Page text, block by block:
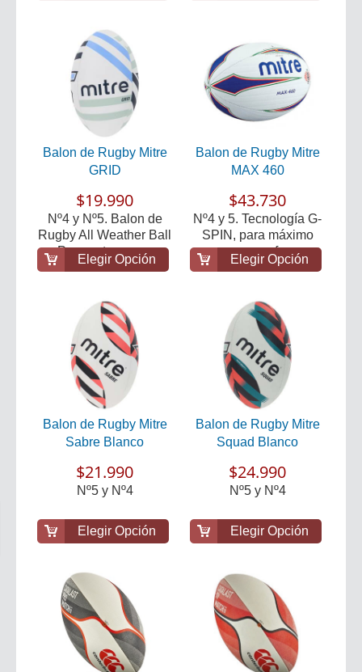
Balon de Rugby Mitre
GRID
$19.990
Nº4 y Nº5. Balon de
Rugby All Weather Ball
Para entrenam...
Elegir Opción
Balon de Rugby Mitre
MAX 460
$43.730
Nº4 y 5. Tecnología G-
SPIN, para máximo
agarre y perform...
Elegir Opción
Balon de Rugby Mitre
Sabre Blanco
$21.990
Nº5 y Nº4
Elegir Opción
Balon de Rugby Mitre
Squad Blanco
$24.990
Nº5 y Nº4
Elegir Opción